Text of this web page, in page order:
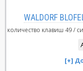
WALDORF
количество клавиш 49